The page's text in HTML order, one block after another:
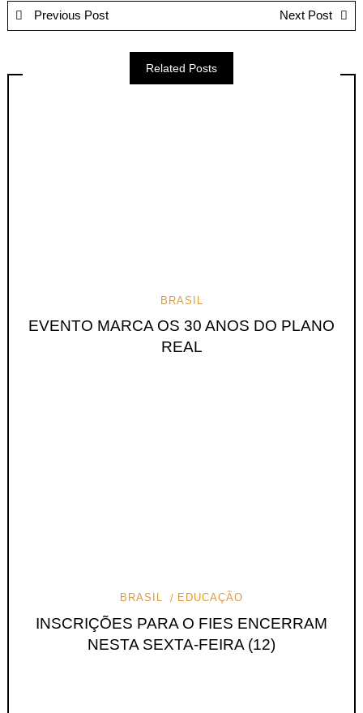
Previous Post Next Post
Related Posts
BRASIL
EVENTO MARCA OS 30 ANOS DO PLANO
REAL
BRASIL EDUCAÇÃO
INSCRIÇÕES PARA O FIES ENCERRAM
NESTA SEXTA-FEIRA (12)